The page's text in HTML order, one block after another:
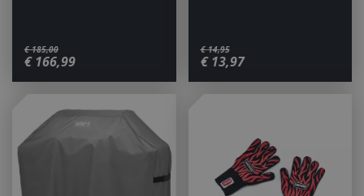
€ 185,00
€ 166,99
€ 14,95
€ 13,97